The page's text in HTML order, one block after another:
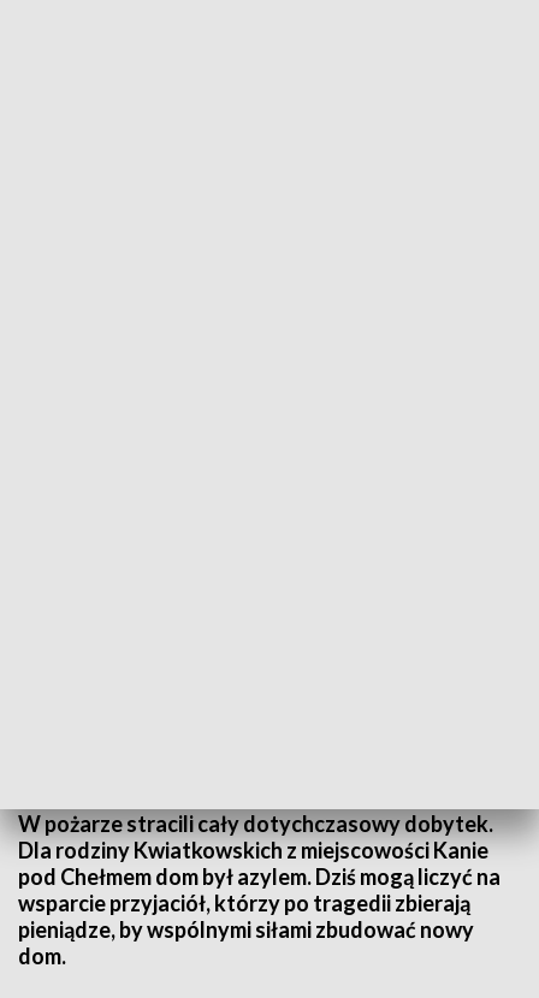
W pożarze stracili cały dotychczasowy dobytek.
Dla rodziny Kwiatkowskich z miejscowości Kanie
pod Chełmem dom był azylem. Dziś mogą liczyć na
wsparcie przyjaciół, którzy po tragedii zbierają
pieniądze, by wspólnymi siłami zbudować nowy
dom.